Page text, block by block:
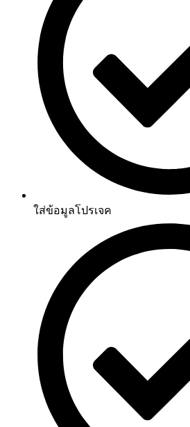
ใส่ข้อมูลโปรเจค